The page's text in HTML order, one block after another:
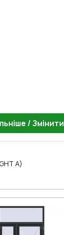
/ Змінити
A)